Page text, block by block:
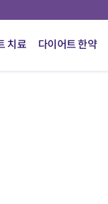
치료 다이어트 한약